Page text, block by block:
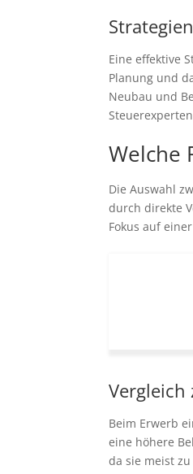
Eine effektive
Planung und
Neubau und
Welche
Die Auswahl
durch direkte
Fokus auf
Beim Erwerb
eine höhere
da sie meist